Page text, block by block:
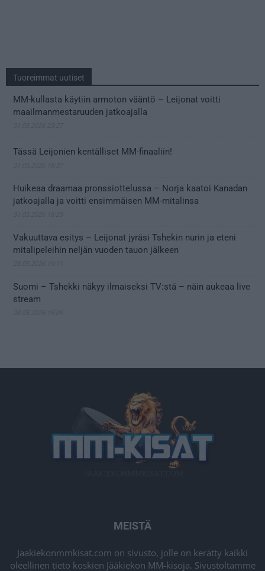
Tuoreimmat uutiset
MM-kullasta käytiin armoton vääntö – Leijonat voitti
maailmanmestaruuden jatkoajalla
Tässä Leijonien kentälliset MM-finaaliin!
Huikeaa draamaa pronssiottelussa – Norja kaatoi Kanadan
jatkoajalla ja voitti ensimmäisen MM-mitalinsa
Vakuuttava esitys – Leijonat jyräsi Tshekin nurin ja eteni
mitalipeleihin neljän vuoden tauon jälkeen
Suomi – Tshekki näkyy ilmaiseksi TV:stä – näin aukeaa live
stream
MEISTÄ
Jaakiekonmmkisat.com on sivusto, jolle on kerätty kaikki
oleellinen tieto koskien Jääkiekon MM-kisoja. Sivustoltamme